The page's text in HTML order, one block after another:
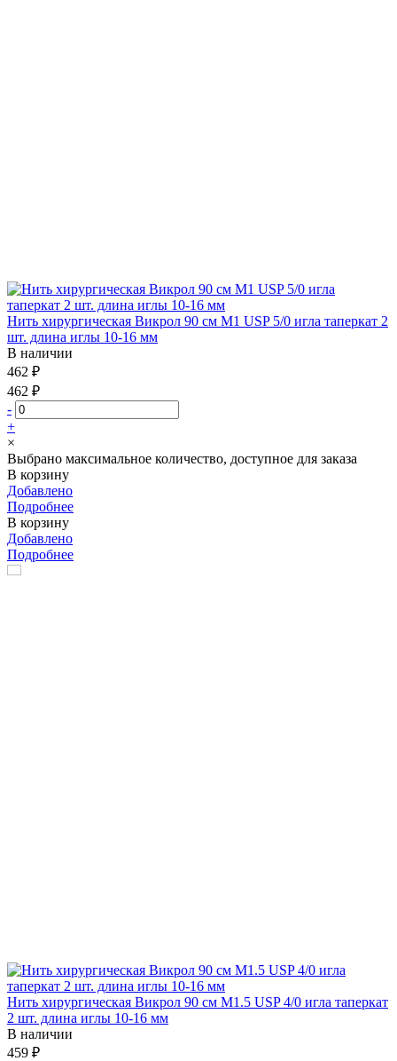
Нить хирургическая Викрол 90 см М1 USP 5/0 игла таперкат 2
шт. длина иглы 10-16 мм
В наличии
462 ₽
462 ₽
-
+
×
Выбрано максимальное количество, доступное для заказа
В корзину
Добавлено
Подробнее
В корзину
Добавлено
Подробнее
Нить хирургическая Викрол 90 см М1.5 USP 4/0 игла таперкат
2 шт. длина иглы 10-16 мм
В наличии
459 ₽